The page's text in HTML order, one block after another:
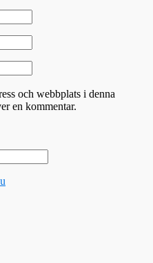
och webbplats i denna
en kommentar.